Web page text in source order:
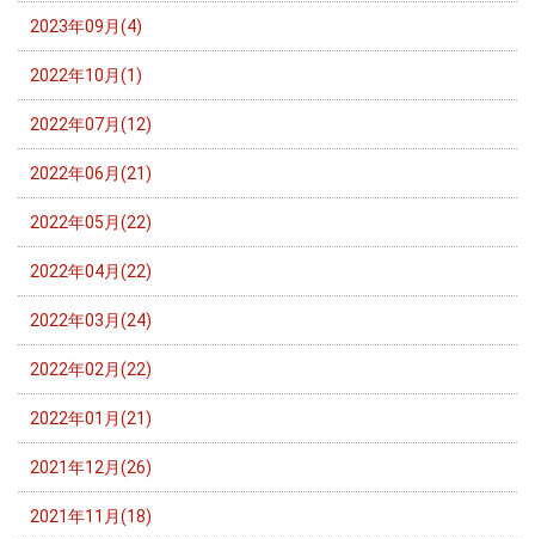
2023年09月(4)
2022年10月(1)
2022年07月(12)
2022年06月(21)
2022年05月(22)
2022年04月(22)
2022年03月(24)
2022年02月(22)
2022年01月(21)
2021年12月(26)
2021年11月(18)